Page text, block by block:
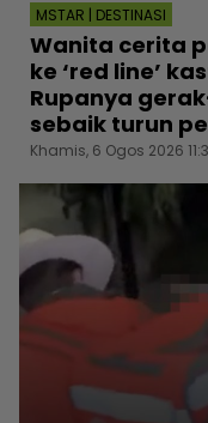
MSTAR | DESTINASI
Wanita cerita
ke ‘red line’
Rupanya
sebaik turun
Khamis, 6 Ogos 2026